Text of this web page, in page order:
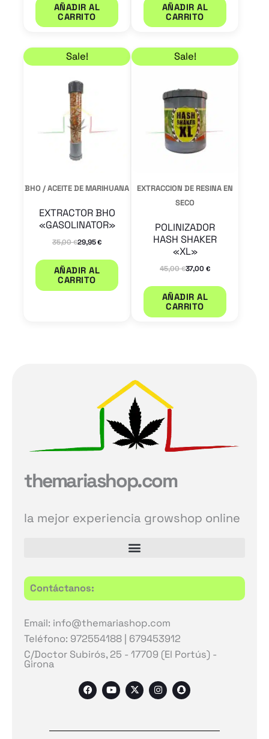
AÑADIR AL
CARRITO
AÑADIR AL
CARRITO
Sale!
BHO / ACEITE DE MARIHUANA
EXTRACTOR BHO
«GASOLINATOR»
35,00€
El precio original era: 35,00 €.
29,95€
El precio actual es: 29,95 €.
AÑADIR AL
CARRITO
Sale!
EXTRACCION DE RESINA EN
SECO
POLINIZADOR
HASH SHAKER
«XL»
45,00€
El precio original
37,00 €
El precio actual es:
AÑADIR AL
CARRITO
themariashop.com
la mejor experiencia growshop online
Contáctanos:
Email: info@themariashop.com
Teléfono: 972554188 | 679453912
C/Doctor Subirós, 25 - 17709 (El Portús) -
Girona
F
a
c
o
Y
o
u
b
X
-
t
t
I
n
s
g
S
n
a
h